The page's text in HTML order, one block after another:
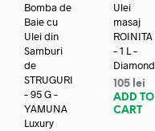
Bomba de
Baie cu
Ulei din
Samburi
de
STRUGURI
– 95 G –
YAMUNA
Luxury
Ulei
masaj
ROINITA
– 1 L –
Diamond
105 lei
ADD TO
CART